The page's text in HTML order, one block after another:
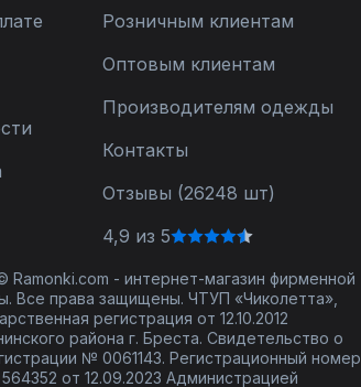
Розничным клиентам
Оптовым клиентам
Производителям одежды
Контакты
Отзывы (26248 шт)
4,9 из 5
Ramonki.com - интернет-магазин фирменной
Все права защищены. ЧТУП «Чиколетта»,
регистрация от 12.10.2012
района г. Бреста. Свидетельство о
№ 0061143. Регистрационный номер
от 12.09.2023 Администрацией